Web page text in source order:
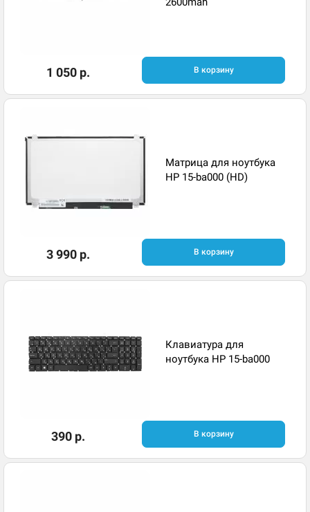
1 050 р. В корзину
Матрица для ноутбука
HP 15-ba000 (HD)
3 990 р. В корзину
Клавиатура для
ноутбука HP 15-ba000
390 р. В корзину